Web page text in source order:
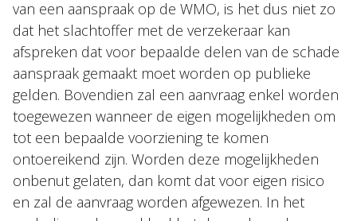
van een aanspraak op de WMO, is het dus niet zo
dat het slachtoffer met de verzekeraar kan
afspreken dat voor bepaalde delen van de schade
aanspraak gemaakt moet worden op publieke
gelden. Bovendien zal een aanvraag enkel worden
toegewezen wanneer de eigen mogelijkheden om
tot een bepaalde voorziening te komen
ontoereikend zijn. Worden deze mogelijkheden
onbenut gelaten, dan komt dat voor eigen risico
en zal de aanvraag worden afgewezen. In het